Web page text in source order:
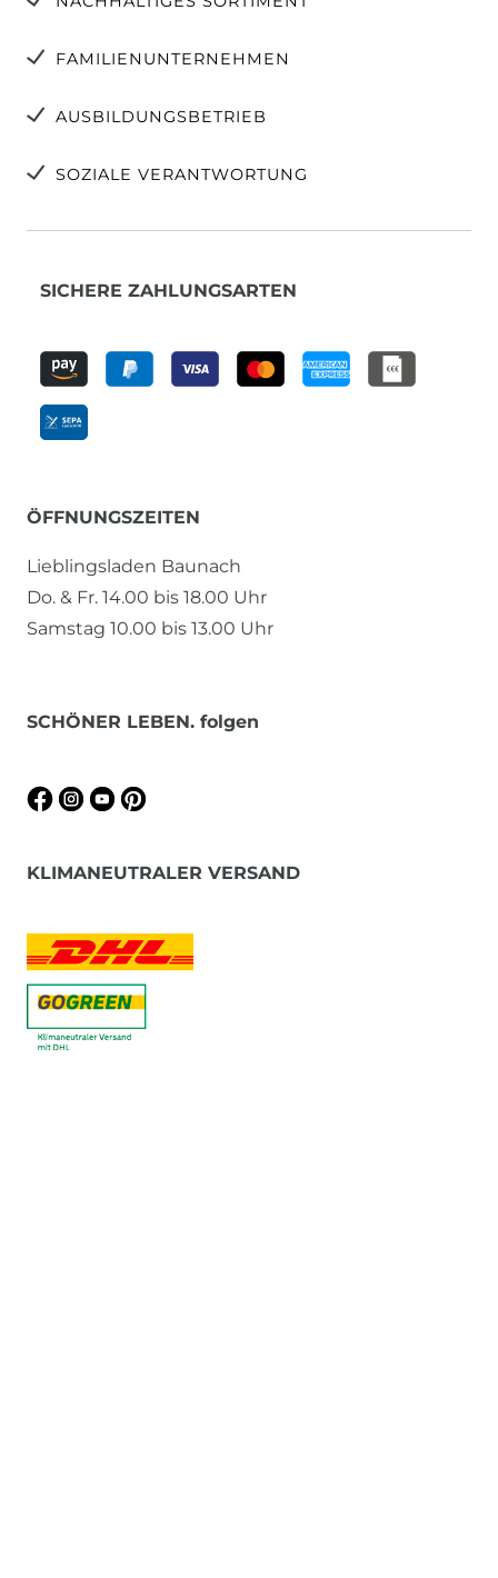
FAMILIENUNTERNEHMEN
AUSBILDUNGSBETRIEB
SOZIALE VERANTWORTUNG
SICHERE ZAHLUNGSARTEN
ÖFFNUNGSZEITEN
Lieblingsladen Baunach
Do. & Fr. 14.00 bis 18.00 Uhr
Samstag 10.00 bis 13.00 Uhr
SCHÖNER LEBEN. folgen
KLIMANEUTRALER VERSAND